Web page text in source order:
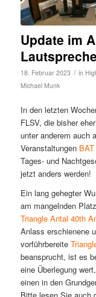
Update im
18. Februar 2023 / in
Michael Munk
In den letzten
FLSV, die bisher
unter anderem auch
Veranstaltungen
Tages- und
jetzt anders werden!
Ein lang gehegter
am mangelnden
Triangle Antal 40th
Anlass erschienene
vorführbereite
beansprucht, ist es
eine Überlegung
einen in den